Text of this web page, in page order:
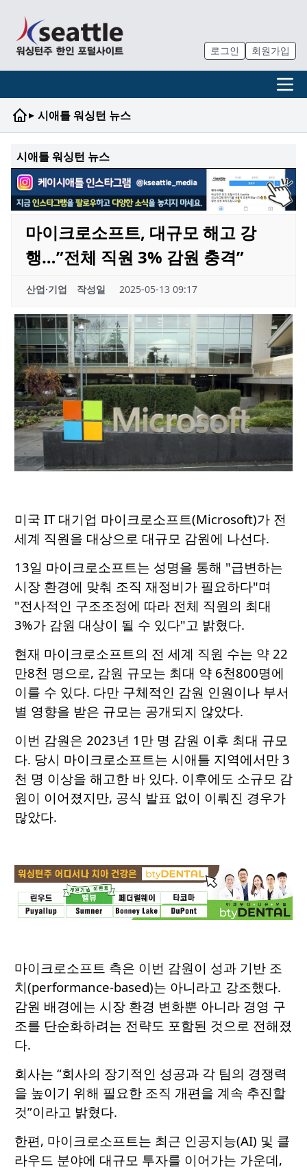
로그인 회원가입
▸ 시애틀 워싱턴 뉴스
시애틀 워싱턴 뉴스
마이크로소프트, 대규모 해고 강
행…”전체 직원 3% 감원 충격”
산업·기업 작성일 2025-05-13 09:17
미국 IT 대기업 마이크로소프트(Microsoft)가 전
세계 직원을 대상으로 대규모 감원에 나선다.
13일 마이크로소프트는 성명을 통해 "급변하는
시장 환경에 맞춰 조직 재정비가 필요하다"며
"전사적인 구조조정에 따라 전체 직원의 최대
3%가 감원 대상이 될 수 있다"고 밝혔다.
현재 마이크로소프트의 전 세계 직원 수는 약 22
만8천 명으로, 감원 규모는 최대 약 6천800명에
이를 수 있다. 다만 구체적인 감원 인원이나 부서
별 영향을 받은 규모는 공개되지 않았다.
이번 감원은 2023년 1만 명 감원 이후 최대 규모
다. 당시 마이크로소프트는 시애틀 지역에서만 3
천 명 이상을 해고한 바 있다. 이후에도 소규모 감
원이 이어졌지만, 공식 발표 없이 이뤄진 경우가
많았다.
마이크로소프트 측은 이번 감원이 성과 기반 조
치(performance-based)는 아니라고 강조했다.
감원 배경에는 시장 환경 변화뿐 아니라 경영 구
조를 단순화하려는 전략도 포함된 것으로 전해졌
다.
회사는 “회사의 장기적인 성공과 각 팀의 경쟁력
을 높이기 위해 필요한 조직 개편을 계속 추진할
것”이라고 밝혔다.
한편, 마이크로소프트는 최근 인공지능(AI) 및 클
라우드 분야에 대규모 투자를 이어가는 가운데,